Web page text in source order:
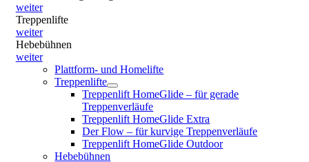
weiter
Treppenlifte
weiter
Hebebühnen
weiter
Plattform- und Homelifte
Treppenlifte
Treppenlift HomeGlide – für gerade
Treppenverläufe
Treppenlift HomeGlide Extra
Der Flow – für kurvige Treppenverläufe
Treppenlift HomeGlide Outdoor
Hebebühnen